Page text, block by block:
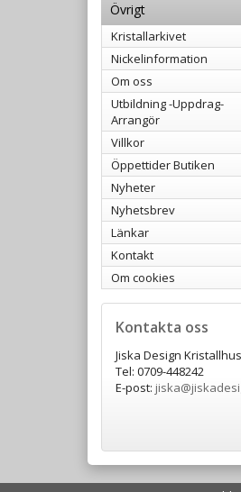
Övrigt
Kristallarkivet
Nickelinformation
Om oss
Utbildning -Uppdrag-
Arrangör
Villkor
Öppettider Butiken
Nyheter
Nyhetsbrev
Länkar
Kontakt
Om cookies
Kontakta oss
Jiska Design
Tel: 0709-448242
E-post: